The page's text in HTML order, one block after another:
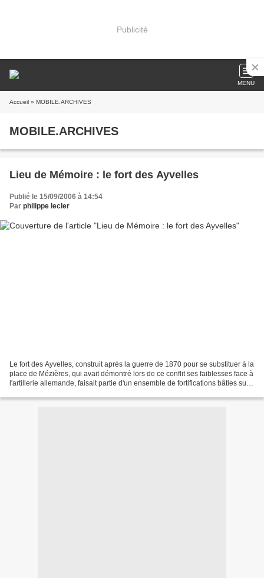
Publicité
MENU
Accueil » MOBILE.ARCHIVES
MOBILE.ARCHIVES
Lieu de Mémoire : le fort des Ayvelles
Publié le 15/09/2006 à 14:54
Par philippe lecler
Le fort des Ayvelles, construit après la guerre de 1870 pour se substituer à la
place de Mézières, qui avait démontré lors de ce conflit ses faiblesses face à
l'artillerie allemande, faisait partie d'un ensemble de fortifications bâties sur